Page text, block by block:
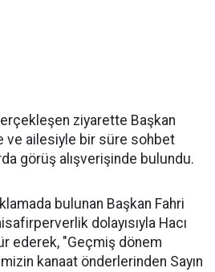
ziyarette Başkan
ve ailesiyle bir süre sohbet
görüş alışverişinde bulundu.
bulunan Başkan Fahri
dolayısıyla Hacı
ederek, "Geçmiş dönem
kanaat önderlerinden Sayın